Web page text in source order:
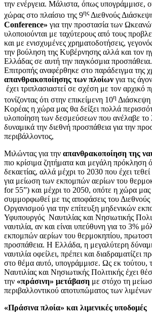
την ενέργεια. Μάλιστα, όπως υπογράμμισε,
χώρας στο πλαίσιο της 9ης Διεθνούς
Conference» για την προστασία των
υλοποιούνται με ταχύτερους από τους
και με ενισχυμένες χρηματοδοτήσεις,
την βούληση της Κυβέρνησης αλλά και τον
Ελλάδας σε αυτή την παγκόσμια
Επιτροπής αναφέρθηκε στο παράδειγμα της
απανθρακοποίησης των πλοίων για τις
έχει τριπλασιαστεί σε σχέση με τον αρχικό
τονίζοντας ότι στην επικείμενη 10η
Κορέας η χώρα μας θα δείξει πολλά
υλοποίηση των δεσμεύσεων που ανέλαβε το
δυναμικά την διεθνή προσπάθεια για την
περιβάλλοντος,
Μιλώντας για την απανθρακοποίηση της
πιο κρίσιμα ζητήματα και μεγάλη πρόκληση
δεκαετίας, αλλά μέχρι το 2030 που έχει
για μείωση των εκπομπών αερίων του
for 55”) και μέχρι το 2050, οπότε η χώρα μας
συμμορφωθεί με τις αποφάσεις του
Οργανισμού για την επίτευξη μηδενικών
Υφυπουργός Ναυτιλίας και Νησιωτικής
ναυτιλία, αν και είναι υπεύθυνη για το 3%
εκπομπών αερίων του θερμοκηπίου,
προσπάθεια. Η Ελλάδα, η μεγαλύτερη
ναυτιλία οφείλει, πρέπει και διαδραματίζει
στο θέμα αυτό, υπογράμμισε. Ως εκ τούτου,
Ναυτιλίας και Νησιωτικής Πολιτικής έχει
την «πράσινη» μετάβαση με στόχο τη
περιβαλλοντικού αποτυπώματος των
«Πράσινα πλοία» και λιμενικές υποδομές